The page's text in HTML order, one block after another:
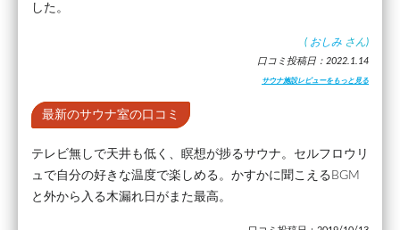
した。
( おしみ さん)
口コミ投稿日：2022.1.14
サウナ施設レビューをもっと見る
最新のサウナ室の口コミ
テレビ無しで天井も低く、瞑想が捗るサウナ。セルフロウリ
ュで自分の好きな温度で楽しめる。かすかに聞こえるBGM
と外から入る木漏れ日がまた最高。